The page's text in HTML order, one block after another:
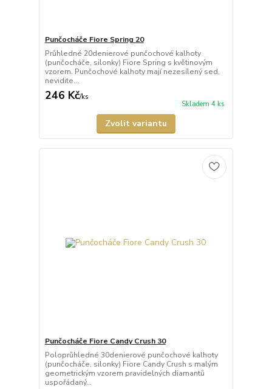
Punčocháče Fiore Spring 20
Průhledné 20denierové punčochové kalhoty
(punčocháče, silonky) Fiore Spring s květinovým
vzorem. Punčochové kalhoty mají nezesílený sed,
nevidite...
246 Kč/ks
Skladem 4 ks
Zvolit variantu
Punčocháče Fiore Candy Crush 30
Poloprůhledné 30denierové punčochové kalhoty
(punčocháče, silonky) Fiore Candy Crush s malým
geometrickým vzorem pravidelných diamantů
uspořádaný...